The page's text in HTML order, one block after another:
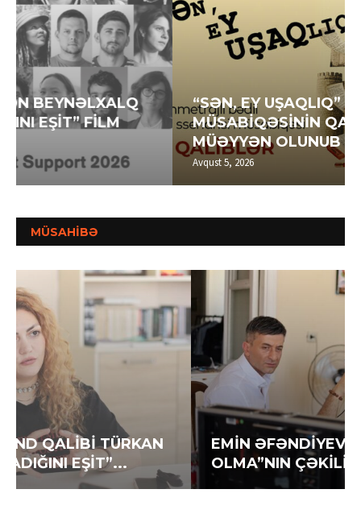
“SƏN, EY UŞAQLIQ” SSENARİ
MÜSABİQƏSİNİN QALİBLƏRİ
MÜƏYYƏN OLUNUB
Avqust 5, 2026
MÜSAHİBƏ
EMİN ƏFƏNDİYEV YENİ FİLMİ “QEYB
OLMA”NIN ÇƏKİLİŞLƏRİNİ DAVAM...